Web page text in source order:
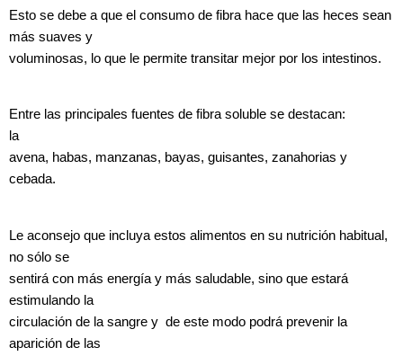
Esto se debe a que el consumo de fibra hace que las heces sean
más suaves y
voluminosas, lo que le permite transitar mejor por los intestinos.
Entre las principales fuentes de fibra soluble se destacan:
la
avena, habas, manzanas, bayas, guisantes, zanahorias y
cebada.
Le aconsejo que incluya estos alimentos en su nutrición habitual,
no sólo se
sentirá con más energía y más saludable, sino que estará
estimulando la
circulación de la sangre y de este modo podrá prevenir la
aparición de las